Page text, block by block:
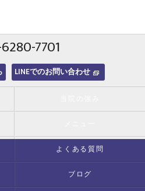
7701
LINEでのお問い合わせ
よくある質問
ブログ